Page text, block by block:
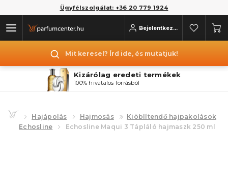
Ügyfélszolgálat: +36 20 779 1924
Bejelentkezés
Mit keresel? Írd ide, és mutatjuk!
Kizárólag eredeti termékek
100% hivatalos forrásból
Hajápolás Hajmosás
Kiöblítendő hajpakolások
Echosline
Echosline Maqui 3 Tápláló hajmaszk 250 ml